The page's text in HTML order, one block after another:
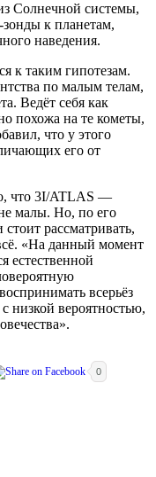
Солнечной системы,
к планетам,
наведения.
к таким гипотезам.
по малым телам,
Ведёт себя как
похожа на те кометы,
что у этого
его от
что 3I/ATLAS —
малы. Но, по его
рассматривать,
«На данный момент
естественной
всерьёз
низкой вероятностью,
0